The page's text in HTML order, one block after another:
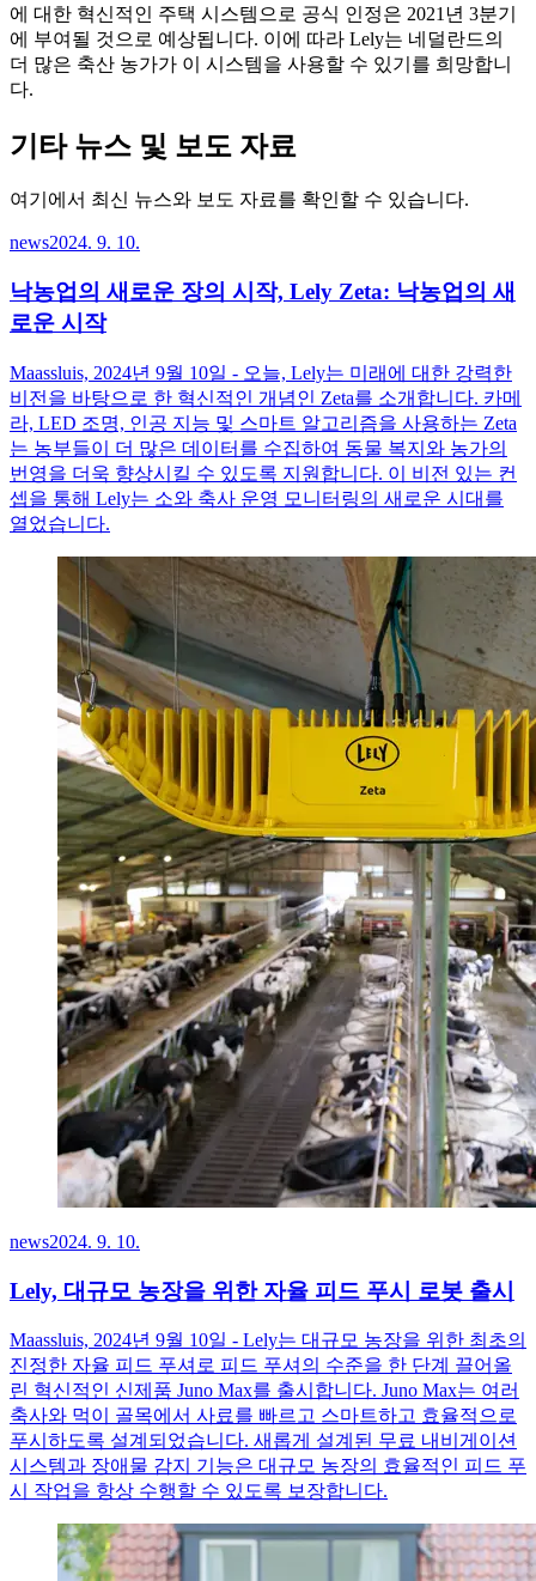
에 대한 혁신적인 주택 시스템으로 공식 인정은 2021년 3분기
에 부여될 것으로 예상됩니다. 이에 따라 Lely는 네덜란드의
더 많은 축산 농가가 이 시스템을 사용할 수 있기를 희망합니
다.
기타 뉴스 및 보도 자료
여기에서 최신 뉴스와 보도 자료를 확인할 수 있습니다.
news2024. 9. 10.
낙농업의 새로운 장의 시작, Lely Zeta: 낙농업의 새
로운 시작
Maassluis, 2024년 9월 10일 - 오늘, Lely는 미래에 대한 강력한
비전을 바탕으로 한 혁신적인 개념인 Zeta를 소개합니다. 카메
라, LED 조명, 인공 지능 및 스마트 알고리즘을 사용하는 Zeta
는 농부들이 더 많은 데이터를 수집하여 동물 복지와 농가의
번영을 더욱 향상시킬 수 있도록 지원합니다. 이 비전 있는 컨
셉을 통해 Lely는 소와 축사 운영 모니터링의 새로운 시대를
열었습니다.
news2024. 9. 10.
Lely, 대규모 농장을 위한 자율 피드 푸시 로봇 출시
Maassluis, 2024년 9월 10일 - Lely는 대규모 농장을 위한 최초의
진정한 자율 피드 푸셔로 피드 푸셔의 수준을 한 단계 끌어올
린 혁신적인 신제품 Juno Max를 출시합니다. Juno Max는 여러
축사와 먹이 골목에서 사료를 빠르고 스마트하고 효율적으로
푸시하도록 설계되었습니다. 새롭게 설계된 무료 내비게이션
시스템과 장애물 감지 기능은 대규모 농장의 효율적인 피드 푸
시 작업을 항상 수행할 수 있도록 보장합니다.